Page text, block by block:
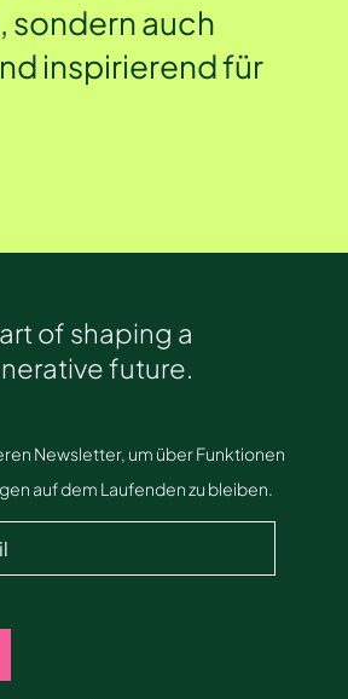
sondern auch
inspirierend für
of shaping a
future.
Newsletter, um über Funktionen
auf dem Laufenden zu bleiben.